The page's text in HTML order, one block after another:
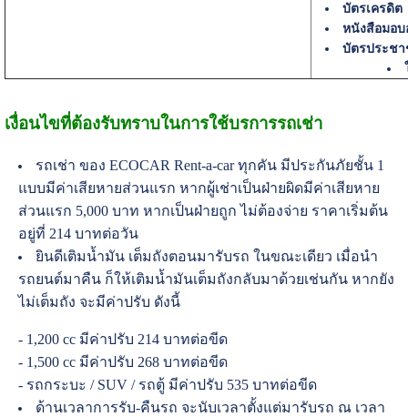
บัตรเครดิต
หนังสือมอ
บัตรประช
เงื่อนไขที่ต้องรับทราบในการใช้บรการรถเช่า
รถเช่า ของ ECOCAR Rent-a-car ทุกคัน มีประกันภัยชั้น 1
แบบมีค่าเสียหายส่วนแรก หากผู้เช่าเป็นฝ่ายผิดมีค่าเสียหาย
ส่วนแรก 5,000 บาท หากเป็นฝ่ายถูก ไม่ต้องจ่าย ราคาเริ่มต้น
อยู่ที่ 214 บาทต่อวัน
ยินดีเติมน้ำมัน เต็มถังตอนมารับรถ ในขณะเดียว เมื่อนำ
รถยนต์มาคืน ก็ให้เติมน้ำมันเต็มถังกลับมาด้วยเช่นกัน หากยัง
ไม่เต็มถัง จะมีค่าปรับ ดังนี้
- 1,200 cc มีค่าปรับ 214 บาทต่อขีด
- 1,500 cc มีค่าปรับ 268 บาทต่อขีด
- รถกระบะ / SUV / รถตู้ มีค่าปรับ 535 บาทต่อขีด
ด้านเวลาการรับ-คืนรถ จะนับเวลาตั้งแต่มารับรถ ณ เวลา